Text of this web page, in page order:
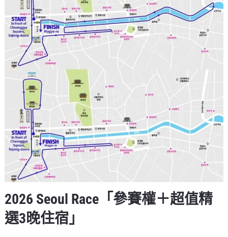
2026 Seoul Race「參賽權＋超值精
選3晚住宿」